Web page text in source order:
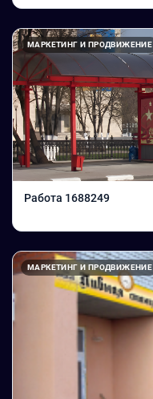
МАРКЕТИНГ И ПРОДВИЖЕНИЕ
Работа 1688249
МАРКЕТИНГ И ПРОДВИЖЕНИЕ